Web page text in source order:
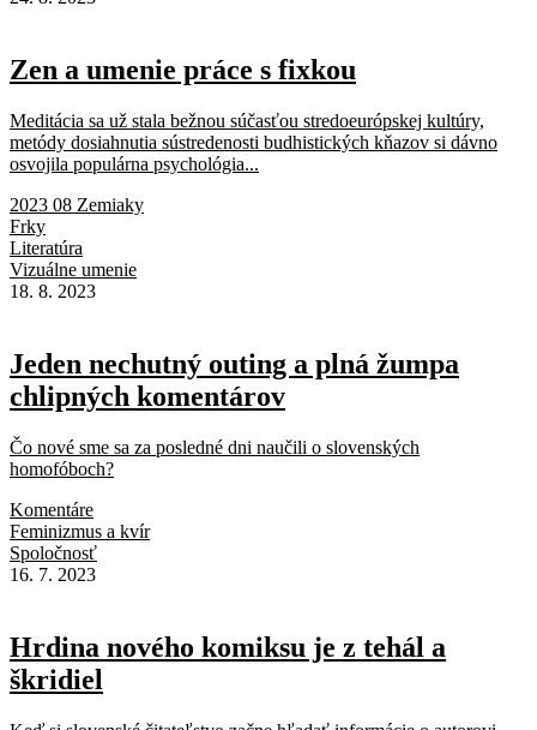
Zen a umenie práce s fixkou
Meditácia sa už stala bežnou súčasťou stredoeurópskej kultúry,
metódy dosiahnutia sústredenosti budhistických kňazov si dávno
osvojila populárna psychológia...
2023 08 Zemiaky
Frky
Literatúra
Vizuálne umenie
18. 8. 2023
Jeden nechutný outing a plná žumpa
chlipných komentárov
Čo nové sme sa za posledné dni naučili o slovenských
homofóboch?
Komentáre
Feminizmus a kvír
Spoločnosť
16. 7. 2023
Hrdina nového komiksu je z tehál a
škridiel